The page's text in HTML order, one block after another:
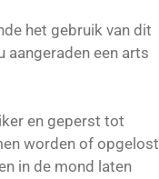
het gebruik van dit
een arts
en geperst tot
worden of opgelost
in de mond laten